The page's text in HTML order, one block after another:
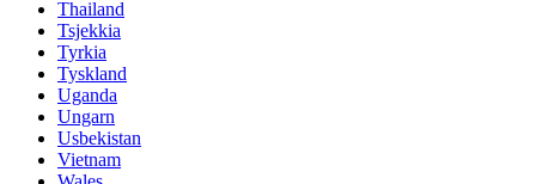
Thailand
Tsjekkia
Tyrkia
Tyskland
Uganda
Ungarn
Usbekistan
Vietnam